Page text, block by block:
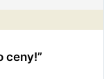
ceny!”